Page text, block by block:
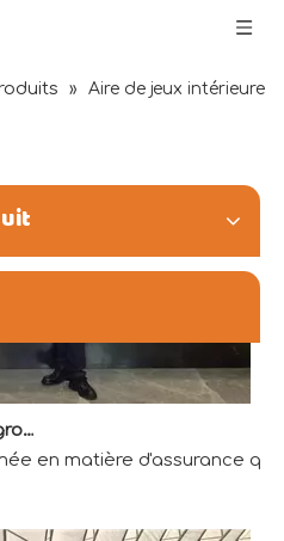
» Aire de jeux intérieure
en matière d'assurance